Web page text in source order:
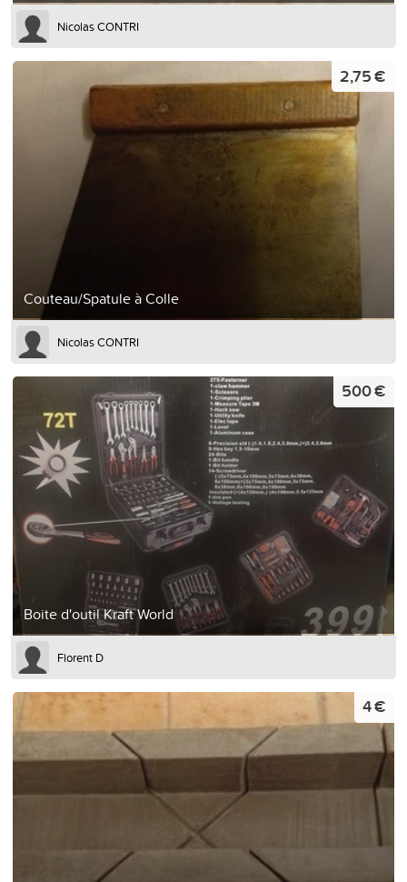
Nicolas CONTRI
Couteau/Spatule à Colle
2,75 €
Nicolas CONTRI
Boite d'outil Kraft World
500 €
Florent D
4 €